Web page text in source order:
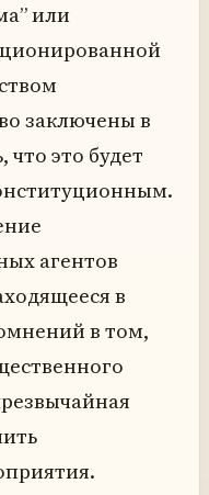
или
заключены в
это будет
агентов
в
в том,